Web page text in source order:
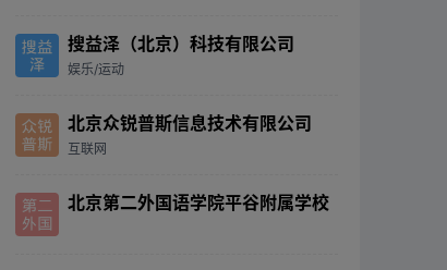
搜益泽（北京）科技有限公司
娱乐/运动
北京众锐普斯信息技术有限公司
互联网
北京第二外国语学院平谷附属学校